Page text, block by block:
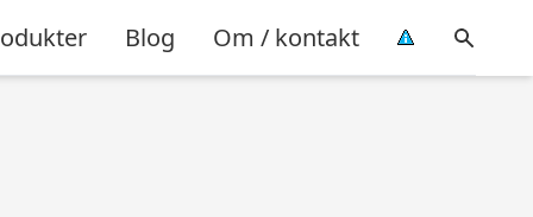
Blog Om / kontakt